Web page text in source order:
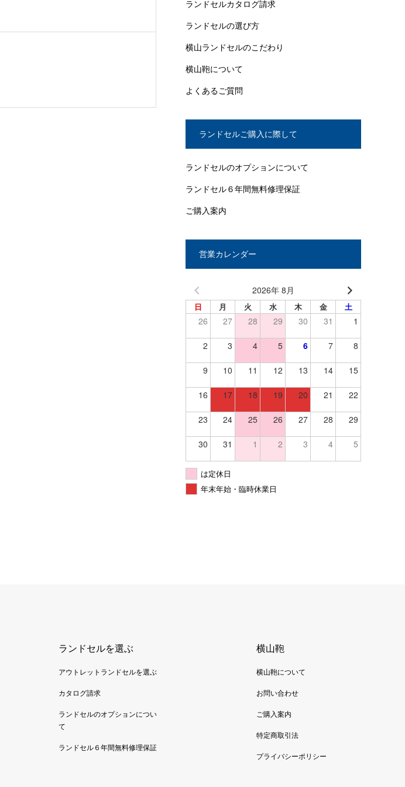
ランドセルカタログ請求
ランドセルの選び方
横山ランドセルのこだわり
横山鞄について
よくあるご質問
ランドセルご購入に際して
ランドセルのオプションについて
ランドセル６年間無料修理保証
ご購入案内
営業カレンダー
2026年 8月
日 月 火 水 木 金 土
26 27 28 29 30 31 1
2 3 4 5 6 7 8
9 10 11 12 13 14 15
16 17 18 19 20 21 22
23 24 25 26 27 28 29
30 31 1 2 3 4 5
は定休日
年末年始・臨時休業日
ランドセルを選ぶ
アウトレットランドセルを選ぶ
カタログ請求
ランドセルのオプションについ
て
ランドセル６年間無料修理保証
横山鞄
横山鞄について
お問い合わせ
ご購入案内
特定商取引法
プライバシーポリシー